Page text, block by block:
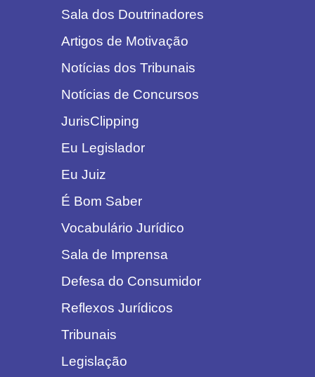
Sala dos Doutrinadores
Artigos de Motivação
Notícias dos Tribunais
Notícias de Concursos
JurisClipping
Eu Legislador
Eu Juiz
É Bom Saber
Vocabulário Jurídico
Sala de Imprensa
Defesa do Consumidor
Reflexos Jurídicos
Tribunais
Legislação